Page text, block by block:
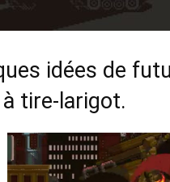
idées de
tire-larigot.